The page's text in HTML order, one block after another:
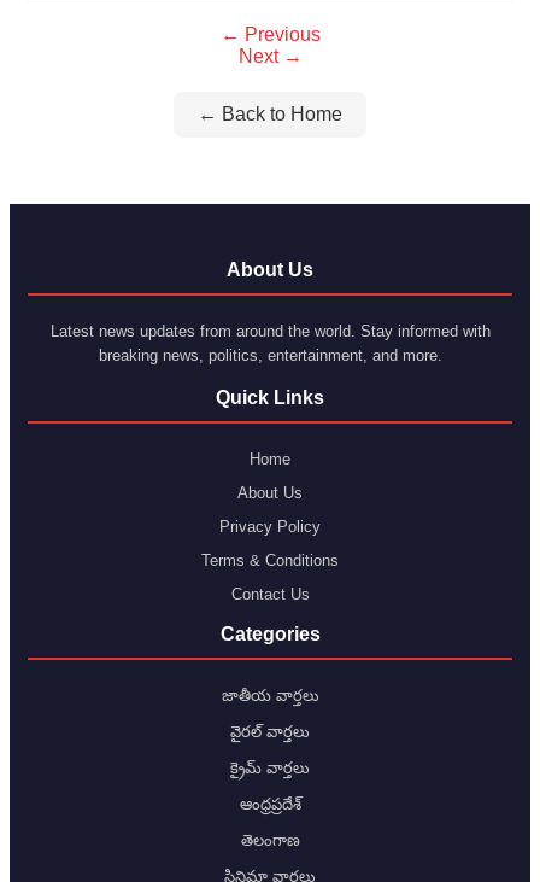
← Previous
Next →
← Back to Home
About Us
Latest news updates from around the world. Stay informed with
breaking news, politics, entertainment, and more.
Quick Links
Home
About Us
Privacy Policy
Terms & Conditions
Contact Us
Categories
జాతీయ వార్తలు
వైరల్ వార్తలు
క్రైమ్ వార్తలు
ఆంధ్రప్రదేశ్
తెలంగాణ
సినిమా వార్తలు